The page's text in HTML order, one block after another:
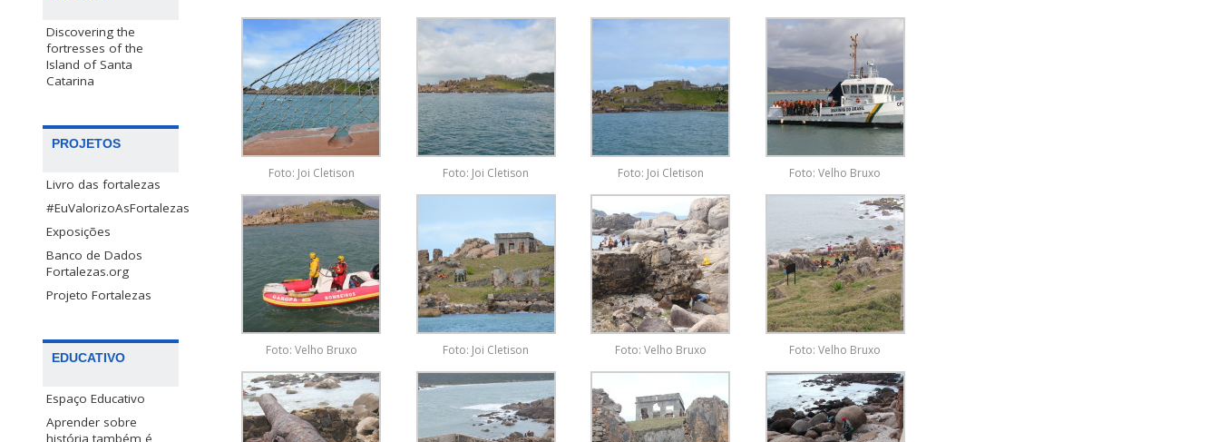
Discovering the
fortresses of the
Island of Santa
Catarina
PROJETOS
Livro das fortalezas
#EuValorizoAsFortalezas
Exposições
Banco de Dados
Fortalezas.org
Projeto Fortalezas
EDUCATIVO
Espaço Educativo
Aprender sobre
história também é
Foto: Joi Cletison Foto: Joi Cletison Foto: Joi Cletison Foto: Velho Bruxo
Foto: Velho Bruxo Foto: Joi Cletison Foto: Velho Bruxo Foto: Velho Bruxo